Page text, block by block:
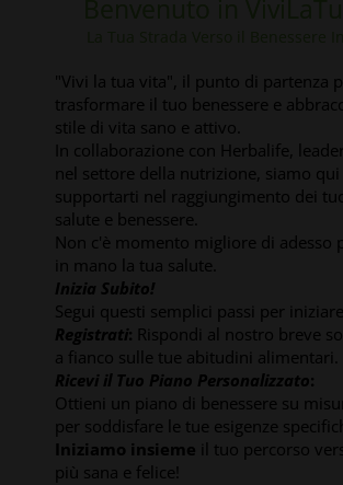
"Vivi la tua vita", il punto di partenza
trasformare il tuo benessere e
stile di vita sano e attivo.
In collaborazione con Herbalife,
nel settore della nutrizione, siamo qui
supportarti nel raggiungimento dei
salute e benessere.
Non c'è momento migliore di adesso
in mano la tua salute.
Inizia Subito!
Segui questi semplici passi per iniziare:
Registrati: Rispondi al nostro breve
a fianco sulle tue abitudini alimentari.
Ricevi il Tuo Piano Personalizzato:
Ottieni un piano di benessere su
per soddisfare le tue esigenze
Iniziamo insieme il tuo percorso
più sana e felice!